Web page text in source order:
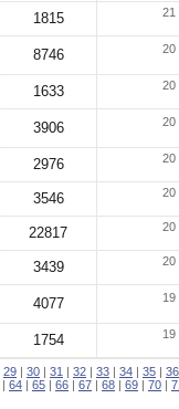
1815
21
8746
20
1633
20
3906
20
2976
20
3546
20
22817
20
3439
20
4077
19
1754
19
29 | 30 | 31 | 32 | 33 | 34 | 35 | 36
| 64 | 65 | 66 | 67 | 68 | 69 | 70 |